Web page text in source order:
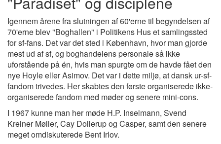
Igennem årene fra slutningen af 60'erne til begyndelsen af
70'erne blev "Boghallen" i Politikens Hus et samlingssted
for sf-fans. Det var det sted i København, hvor man gjorde
mest ud af sf, og boghandelens personale så ikke
uforstående på én, hvis man spurgte om de havde fået den
nye Hoyle eller Asimov. Det var i dette miljø, at dansk ur-sf-
fandom trivedes. Her skabtes den første organiserede ikke-
organiserede fandom med møder og senere mini-cons.
I 1967 kunne man her møde H.P. Inselmann, Svend
Kreiner Møller, Cay Dollerup og Casper, samt den senere
meget omdiskuterede Bent Irlov.